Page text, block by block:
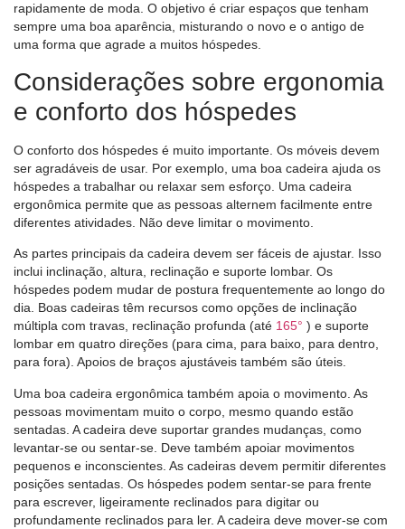
rapidamente de moda. O objetivo é criar espaços que tenham
sempre uma boa aparência, misturando o novo e o antigo de
uma forma que agrade a muitos hóspedes.
Considerações sobre ergonomia
e conforto dos hóspedes
O conforto dos hóspedes é muito importante. Os móveis devem
ser agradáveis ​​de usar. Por exemplo, uma boa cadeira ajuda os
hóspedes a trabalhar ou relaxar sem esforço. Uma cadeira
ergonômica permite que as pessoas alternem facilmente entre
diferentes atividades. Não deve limitar o movimento.
As partes principais da cadeira devem ser fáceis de ajustar. Isso
inclui inclinação, altura, reclinação e suporte lombar. Os
hóspedes podem mudar de postura frequentemente ao longo do
dia. Boas cadeiras têm recursos como opções de inclinação
múltipla com travas, reclinação profunda (até 165° ) e suporte
lombar em quatro direções (para cima, para baixo, para dentro,
para fora). Apoios de braços ajustáveis ​​também são úteis.
Uma boa cadeira ergonômica também apoia o movimento. As
pessoas movimentam muito o corpo, mesmo quando estão
sentadas. A cadeira deve suportar grandes mudanças, como
levantar-se ou sentar-se. Deve também apoiar movimentos
pequenos e inconscientes. As cadeiras devem permitir diferentes
posições sentadas. Os hóspedes podem sentar-se para frente
para escrever, ligeiramente reclinados para digitar ou
profundamente reclinados para ler. A cadeira deve mover-se com